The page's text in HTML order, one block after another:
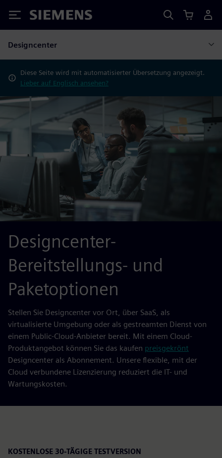
Siemens
Designcenter
Diese Seite wird mit automatisierter Übersetzung angezeigt.
Lieber auf Englisch ansehen?
Designcenter-
Bereitstellungs- und
Paketoptionen
Stellen Sie Designcenter vor Ort, über SaaS, als
virtualisierte Umgebung oder als gestreamten Dienst von
einem Public-Cloud-Anbieter bereit. Mit einem Cloud-
Produktangebot können Sie das kaufen preisgekrönt
Designcenter als Abonnement. Unsere flexible, mit der
Cloud verbundene Lizenzierung reduziert die IT- und
Wartungskosten.
KOSTENLOSE 30-TÄGIGE TESTVERSION